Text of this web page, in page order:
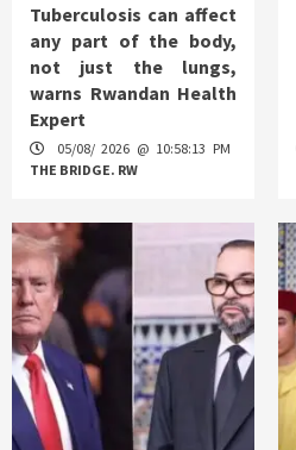
Tuberculosis can affect
any part of the body,
not just the lungs,
warns Rwandan Health
Expert
05/08/ 2026 @ 10:58:13 PM
THE BRIDGE. RW